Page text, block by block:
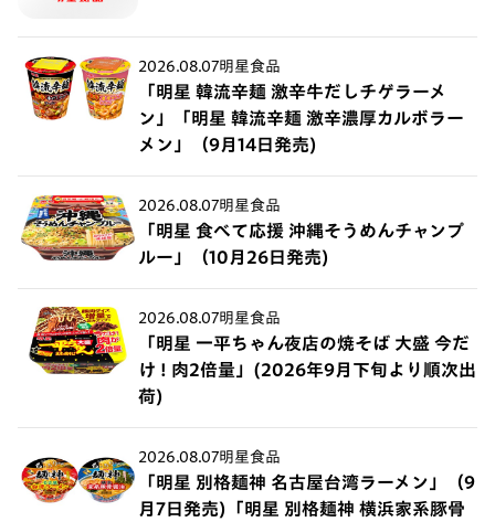
2026.08.07明星食品
「明星 韓流辛麺 激辛牛だしチゲラーメ
ン」「明星 韓流辛麺 激辛濃厚カルボラー
メン」（9月14日発売)
2026.08.07明星食品
「明星 食べて応援 沖縄そうめんチャンプ
ルー」（10月26日発売)
2026.08.07明星食品
「明星 一平ちゃん夜店の焼そば 大盛 今だ
け ! 肉2倍量」(2026年9月下旬より順次出
荷)
2026.08.07明星食品
「明星 別格麺神 名古屋台湾ラーメン」（9
月7日発売)「明星 別格麺神 横浜家系豚骨